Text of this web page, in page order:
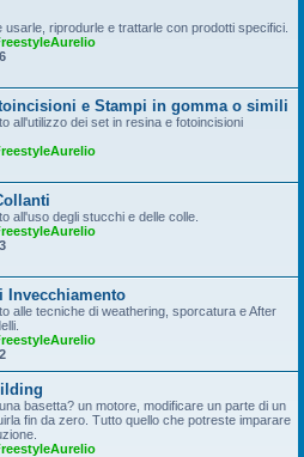
usarle, riprodurle e trattarle con prodotti specifici.
e Stampi in gomma o simili
all'utilizzo dei set in resina e fotoincisioni
all'uso degli stucchi e delle colle.
Invecchiamento
alle tecniche di weathering, sporcatura e After
basetta? un motore, modificare un parte di un
fin da zero. Tutto quello che potreste imparare